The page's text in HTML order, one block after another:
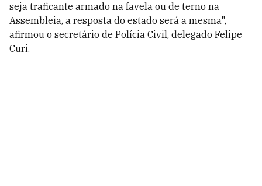
seja traficante armado na favela ou de terno na
Assembleia, a resposta do estado será a mesma",
afirmou o secretário de Polícia Civil, delegado Felipe
Curi.